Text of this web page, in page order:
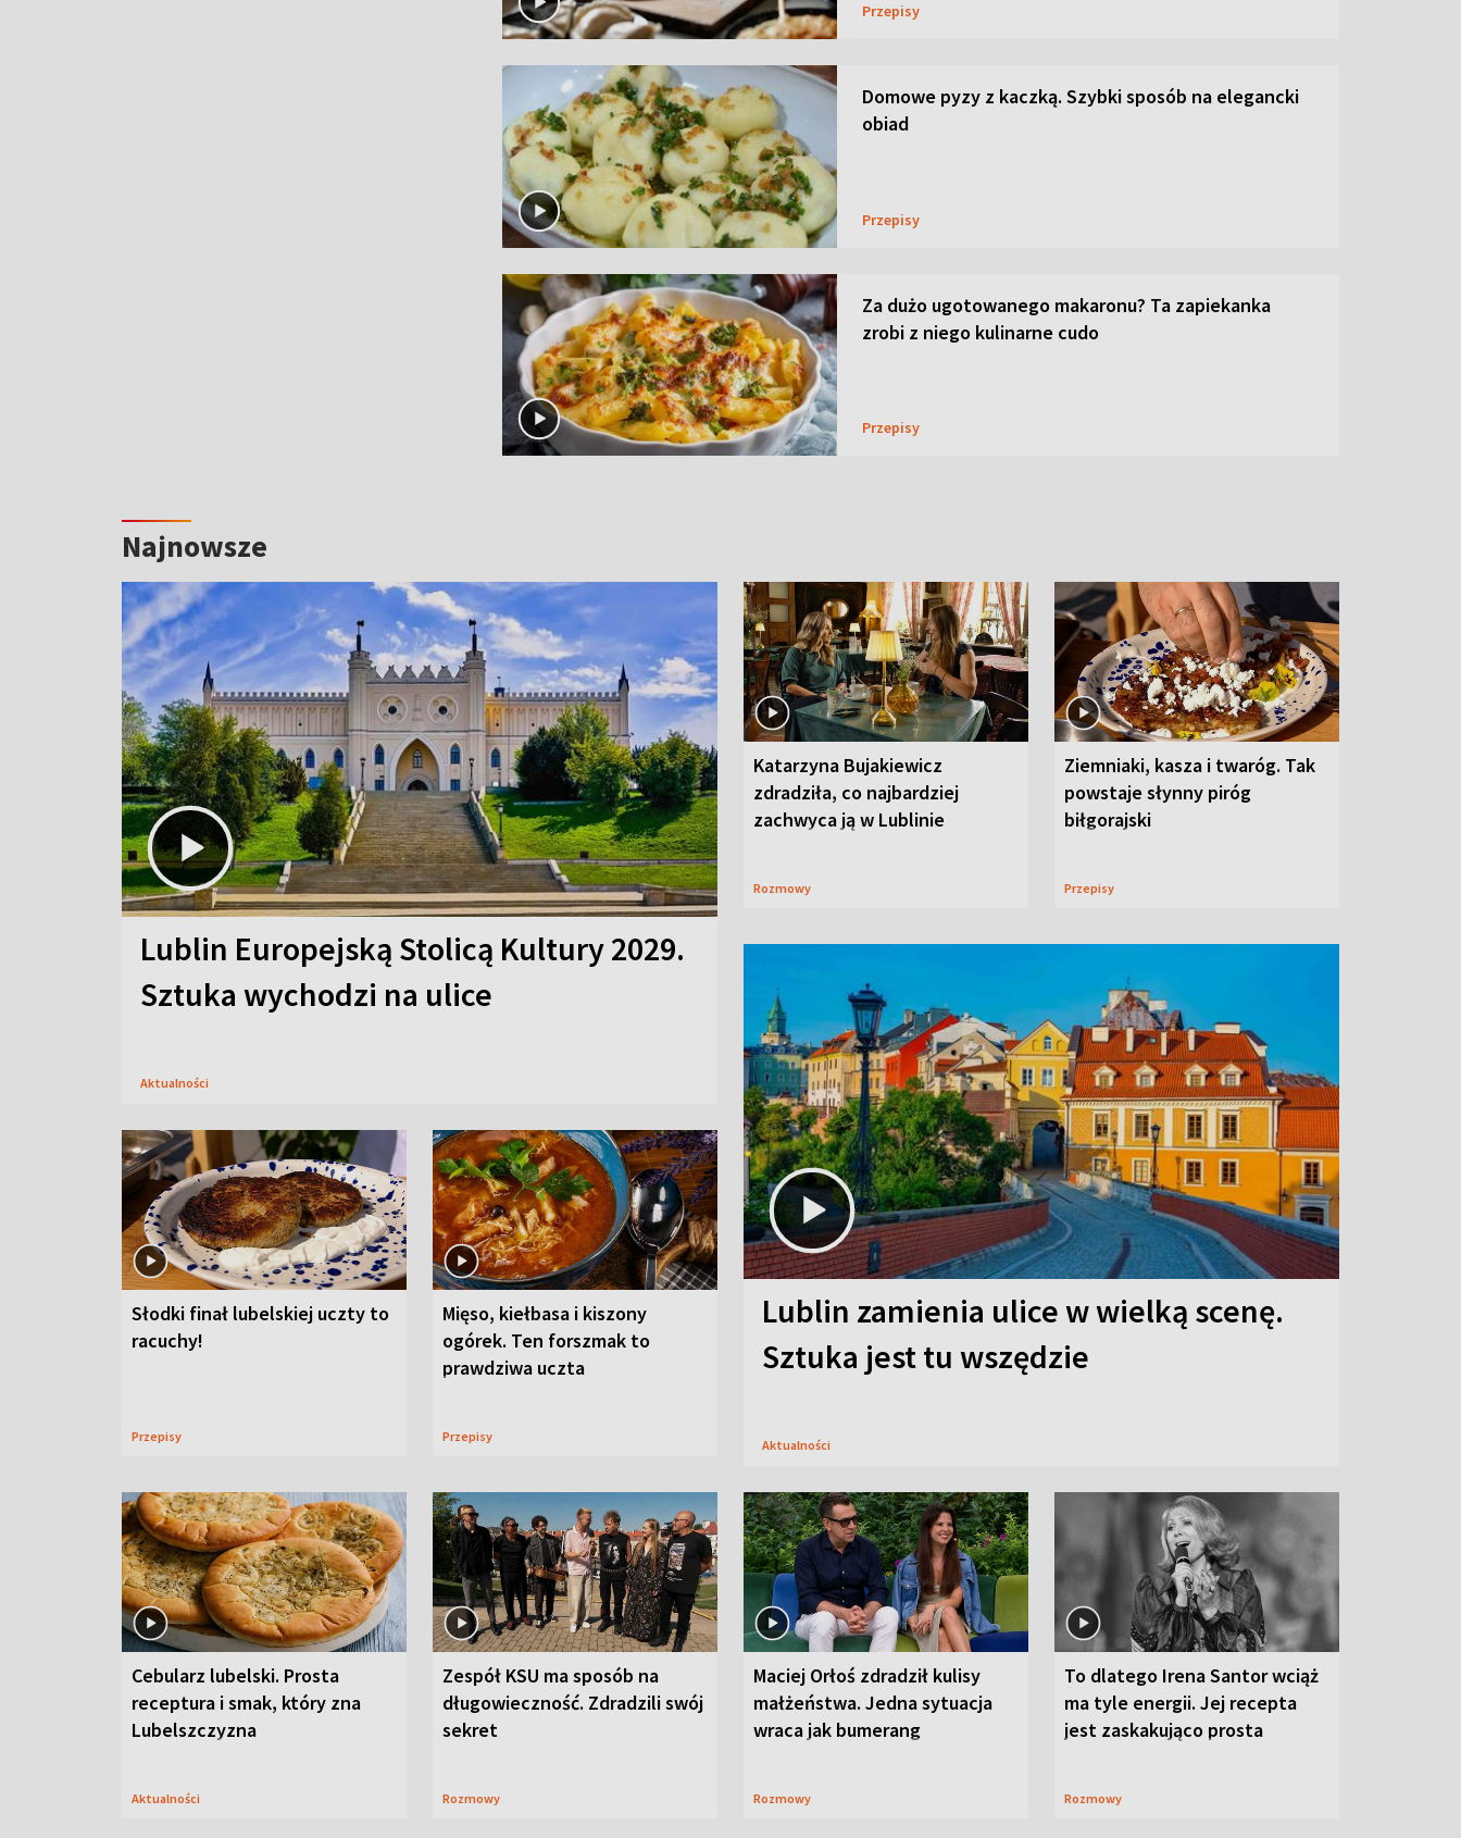
Przepisy
Domowe pyzy z kaczką. Szybki sposób na elegancki
obiad
Przepisy
Za dużo ugotowanego makaronu? Ta zapiekanka
zrobi z niego kulinarne cudo
Przepisy
Najnowsze
Lublin Europejską Stolicą Kultury 2029.
Sztuka wychodzi na ulice
Aktualności
Katarzyna Bujakiewicz
zdradziła, co najbardziej
zachwyca ją w Lublinie
Rozmowy
Ziemniaki, kasza i twaróg. Tak
powstaje słynny piróg
biłgorajski
Przepisy
Słodki finał lubelskiej uczty to
racuchy!
Przepisy
Mięso, kiełbasa i kiszony
ogórek. Ten forszmak to
prawdziwa uczta
Przepisy
Lublin zamienia ulice w wielką scenę.
Sztuka jest tu wszędzie
Aktualności
Cebularz lubelski. Prosta
receptura i smak, który zna
Lubelszczyzna
Aktualności
Zespół KSU ma sposób na
długowieczność. Zdradzili swój
sekret
Rozmowy
Maciej Orłoś zdradził kulisy
małżeństwa. Jedna sytuacja
wraca jak bumerang
Rozmowy
To dlatego Irena Santor wciąż
ma tyle energii. Jej recepta
jest zaskakująco prosta
Rozmowy